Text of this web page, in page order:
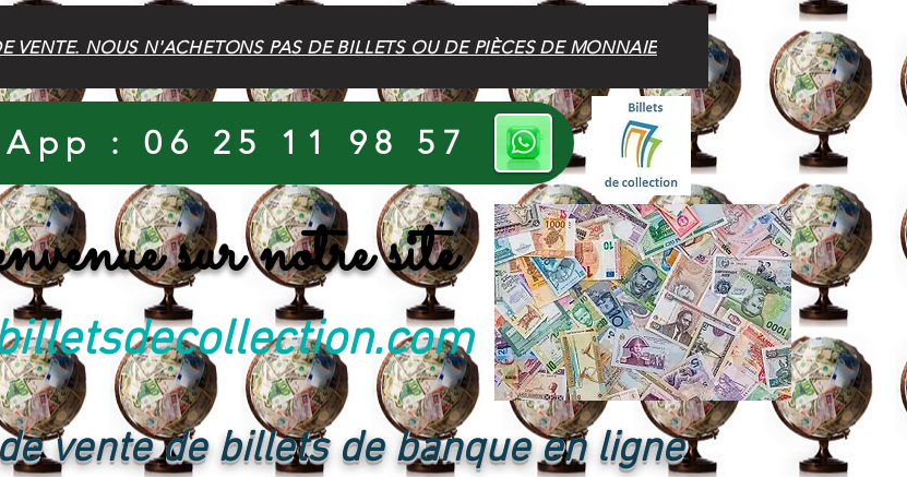
VENTE. NOUS N'ACHETONS PAS DE BILLETS OU DE PIÈCES DE MONNAIE
: 06 25 11 98 57
sur notre site
vente de billets de banque en ligne